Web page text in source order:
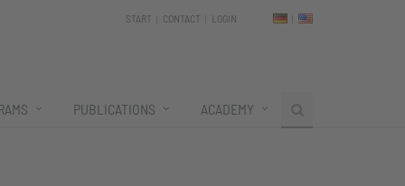
START CONTACT LOGIN
PUBLICATIONS ACADEMY